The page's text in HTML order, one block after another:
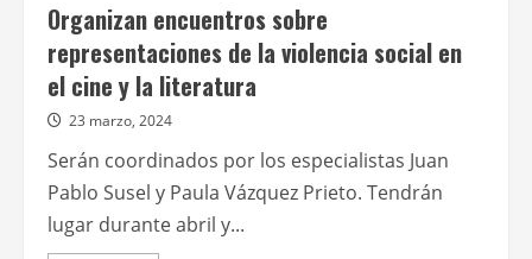
Organizan encuentros sobre
representaciones de la violencia social en
el cine y la literatura
23 marzo, 2024
Serán coordinados por los especialistas Juan
Pablo Susel y Paula Vázquez Prieto. Tendrán
lugar durante abril y...